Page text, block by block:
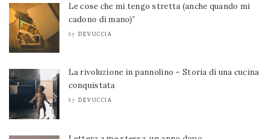
Le cose che mi tengo stretta (anche quando mi
cadono di mano)”
by DEVUCCIA
La rivoluzione in pannolino – Storia di una cucina
conquistata
by DEVUCCIA